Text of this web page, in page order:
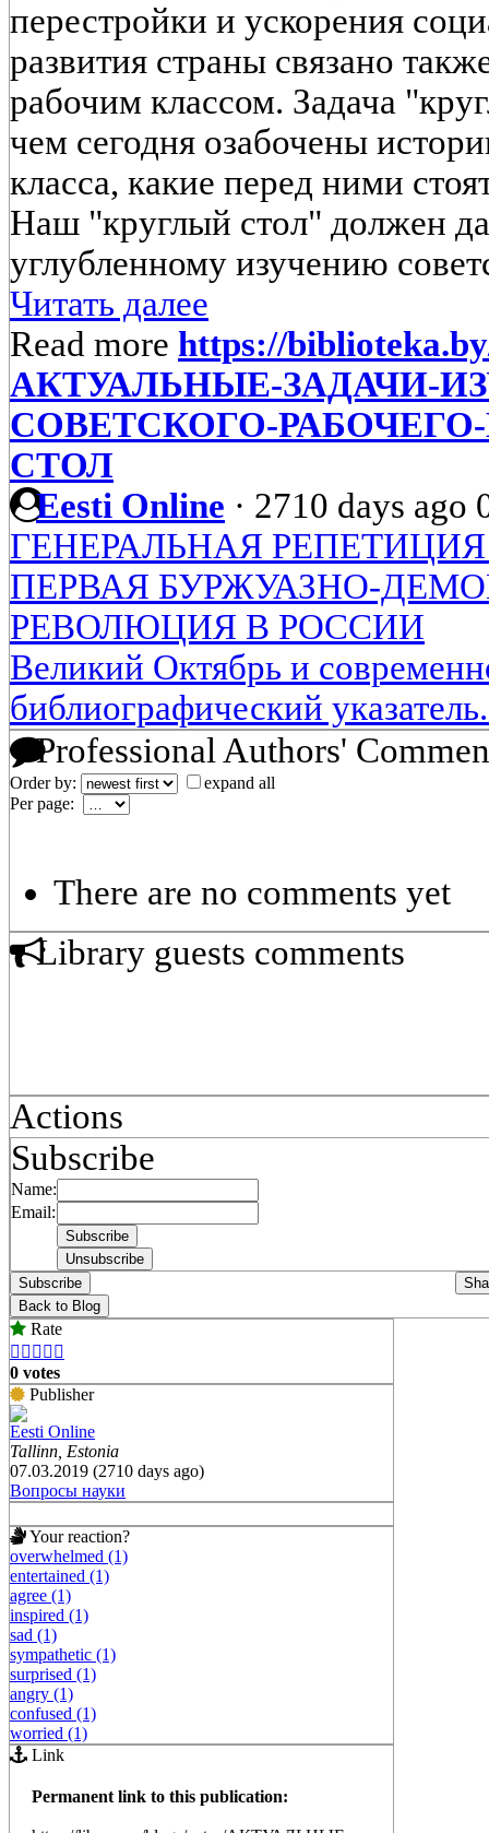
перестройки и ускорения
развития страны связано
рабочим классом. Задача
чем сегодня озабочены
класса, какие перед ними
Наш "круглый стол" должен
углубленному изучению
Читать далее
Read more https://
АКТУАЛЬНЫЕ-ЗАДАЧИ-
СОВЕТСКОГО-
СТОЛ
Eesti Online · 2710 days ago
ГЕНЕРАЛЬНАЯ
ПЕРВАЯ БУРЖУАЗНО-
РЕВОЛЮЦИЯ В РОССИИ
Великий Октябрь и
библиографический
Professional Authors'
Order by:
expand all
Per page:
There are no comments yet
Library guests comments
Actions
Subscribe
Name:
Email:
Subscribe
Back to Blog
Rate
    
0 votes
Publisher
Eesti Online
Tallinn, Estonia
07.03.2019 (2710 days ago)
Вопросы науки
Your reaction?
overwhelmed (1)
entertained (1)
agree (1)
inspired (1)
sad (1)
sympathetic (1)
surprised (1)
angry (1)
confused (1)
worried (1)
Link
Permanent link to this publication: